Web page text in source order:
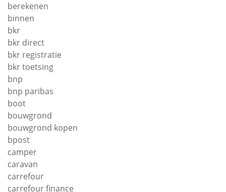
berekenen
binnen
bkr
bkr direct
bkr registratie
bkr toetsing
bnp
bnp paribas
boot
bouwgrond
bouwgrond kopen
bpost
camper
caravan
carrefour
carrefour finance